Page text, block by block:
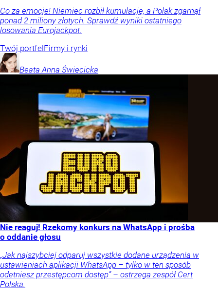
Co za emocje! Niemiec rozbił kumulację, a Polak zgarnął
ponad 2 miliony złotych. Sprawdź wyniki ostatniego
losowania Eurojackpot.
Twój portfel Firmy i rynki
Beata Anna Święcicka
Nie reaguj! Rzekomy konkurs na WhatsApp i prośba
o oddanie głosu
„Jak najszybciej odparuj wszystkie dodane urządzenia w
ustawieniach aplikacji WhatsApp – tylko w ten sposób
odetniesz przestępcom dostęp” – ostrzega zespół Cert
Polska.